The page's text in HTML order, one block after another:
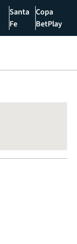
Santa
Fe
Copa
BetPlay